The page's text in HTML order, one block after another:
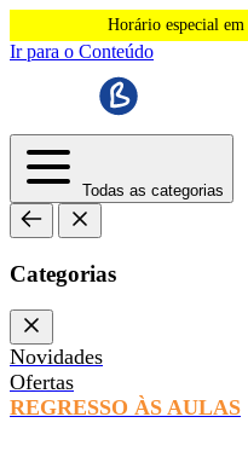
Horário especial em
Ir para o Conteúdo
Todas as categorias
Categorias
Novidades
Ofertas
REGRESSO ÀS AULAS